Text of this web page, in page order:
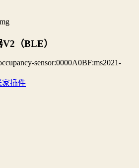
（BLE）
sensor:0000A0BF:ms2021-
家插件